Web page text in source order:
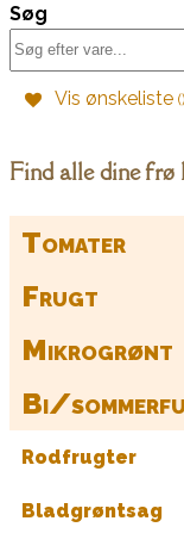
Søg
Vis ønskeliste
Find alle dine frø
Tomater
Frugt
Mikrogrønt
Bi/
Rodfrugter
Bladgrøntsag